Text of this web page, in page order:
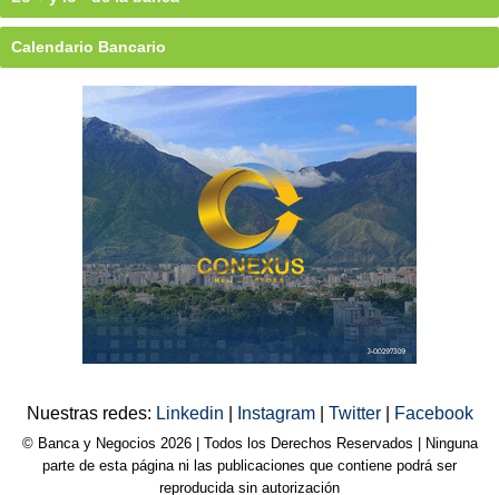
Calendario Bancario
Nuestras redes: Linkedin Instagram Twitter Facebook
© Banca y Negocios 2026 | Todos los Derechos Reservados | Ninguna
parte de esta página ni las publicaciones que contiene podrá ser
reproducida sin autorización